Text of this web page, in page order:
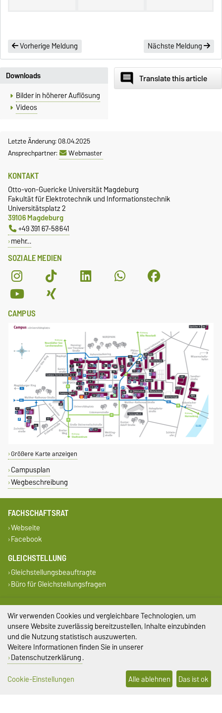
Vorherige Meldung Nächste Meldung
Downloads
Bilder in höherer Auflösung
Videos
comment Translate this article
Letzte Änderung: 08.04.2025
Ansprechpartner:
Webmaster
SOZIALE MEDIEN
KONTAKT
Otto-von-Guericke Universität Magdeburg
Fakultät für Elektrotechnik und Informationstechnik
Universitätsplatz 2
39106 Magdeburg
+49 391 67-58641
mehr…
CAMPUS
Größere Karte anzeigen
Campusplan
Wegbeschreibung
FACHSCHAFTSRAT
Webseite
Facebook
GLEICHSTELLUNG
Gleichstellungsbeauftragte
Büro für Gleichstellungsfragen
SERVICE
Universitätsrechenzentrum
Campus Welcome Center
Studentenwerk Magdeburg
DIESE SEITE
Vorlesen
Drucken
Wir verwenden Cookies und vergleichbare Technologien, um
unsere Website zuverlässig bereitzustellen, Inhalte einzubinden
und die Nutzung statistisch auszuwerten.
Weitere Informationen finden Sie in unserer
Datenschutzerklärung.
Cookie-Einstellungen
Alle ablehnen Das ist ok